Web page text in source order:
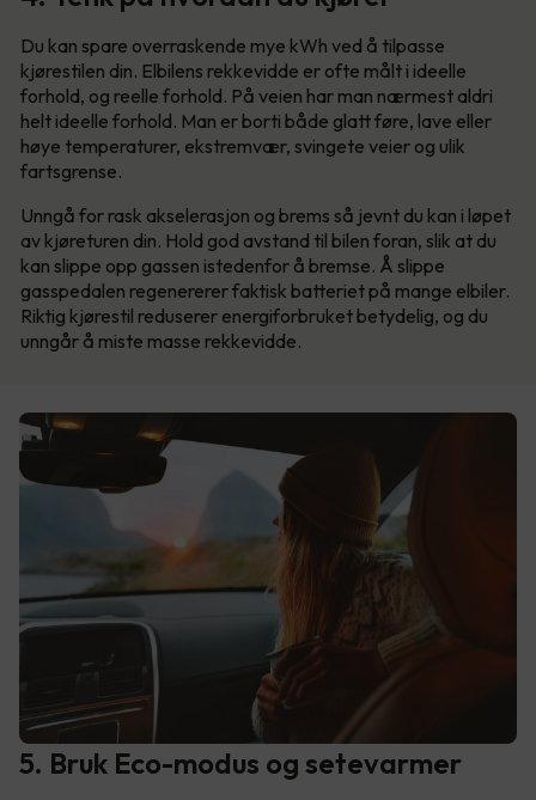
Du kan spare overraskende mye kWh ved å tilpasse
kjørestilen din. Elbilens rekkevidde er ofte målt i ideelle
forhold, og reelle forhold. På veien har man nærmest aldri
helt ideelle forhold. Man er borti både glatt føre, lave eller
høye temperaturer, ekstremvær, svingete veier og ulik
fartsgrense.
Unngå for rask akselerasjon og brems så jevnt du kan i løpet
av kjøreturen din. Hold god avstand til bilen foran, slik at du
kan slippe opp gassen istedenfor å bremse. Å slippe
gasspedalen regenererer faktisk batteriet på mange elbiler.
Riktig kjørestil reduserer energiforbruket betydelig, og du
unngår å miste masse rekkevidde.
5. Bruk Eco-modus og setevarmer